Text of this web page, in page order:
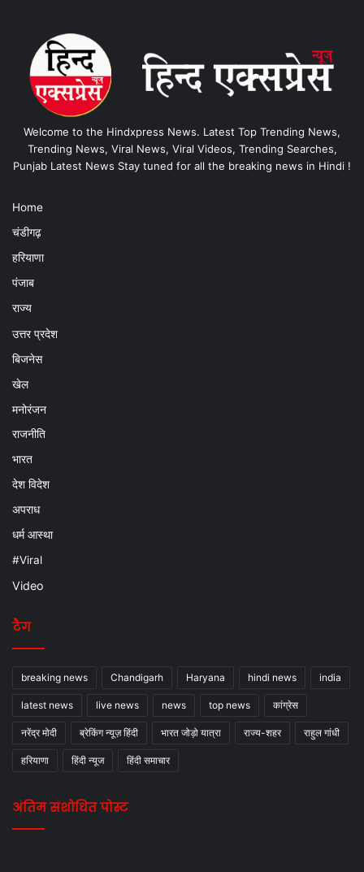
Welcome to the Hindxpress News. Latest Top Trending News,
Trending News, Viral News, Viral Videos, Trending Searches,
Punjab Latest News Stay tuned for all the breaking news in Hindi !
Home
चंडीगढ़
हरियाणा
पंजाब
राज्य
उत्तर प्रदेश
बिजनेस
खेल
मनोरंजन
राजनीति
भारत
देश विदेश
अपराध
धर्म आस्था
#Viral
Video
टैग
breaking news Chandigarh Haryana hindi news india
latest news live news news top news कांग्रेस
नरेंद्र मोदी ब्रेकिंग न्यूज़ हिंदी भारत जोड़ो यात्रा राज्य-शहर राहुल गांधी
हरियाणा हिंदी न्यूज हिंदी समाचार
अंतिम संशोधित पोस्ट